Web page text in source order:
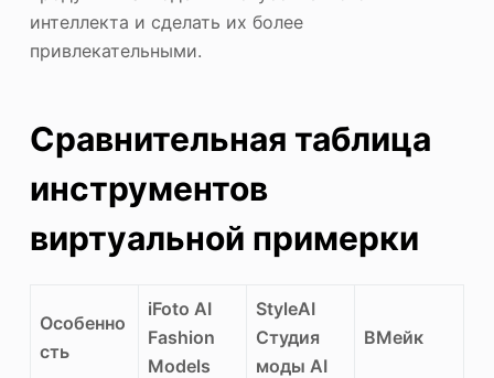
интеллекта и сделать их более
привлекательными.
Сравнительная таблица
инструментов
виртуальной примерки
Особенно
сть
iFoto AI
Fashion
Models
StyleAI
Студия
моды AI
ВМейк